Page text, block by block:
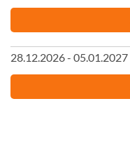
28.12.2026 - 05.01.2027